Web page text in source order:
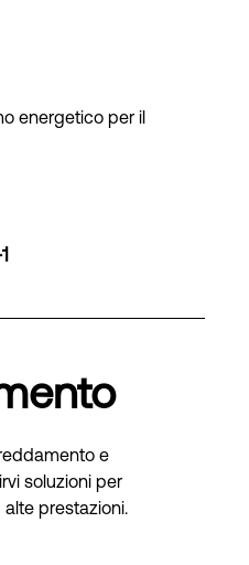
energetico per il
e
soluzioni per
prestazioni.